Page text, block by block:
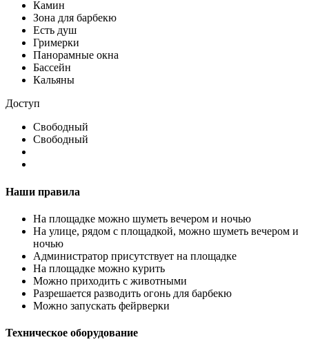
Камин
Зона для барбекю
Есть душ
Гримерки
Панорамные окна
Бассейн
Кальяны
Доступ
Свободный
Свободный
Наши правила
На площадке можно шуметь вечером и ночью
На улице, рядом с площадкой, можно шуметь вечером и
ночью
Администратор присутствует на площадке
На площадке можно курить
Можно приходить с животными
Разрешается разводить огонь для барбекю
Можно запускать фейрверки
Техническое оборудование